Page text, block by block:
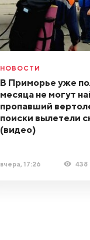
НОВОСТИ
В Приморье уже
месяца не могут
пропавший
поиски вылетели
(видео)
вчера, 17:26 438